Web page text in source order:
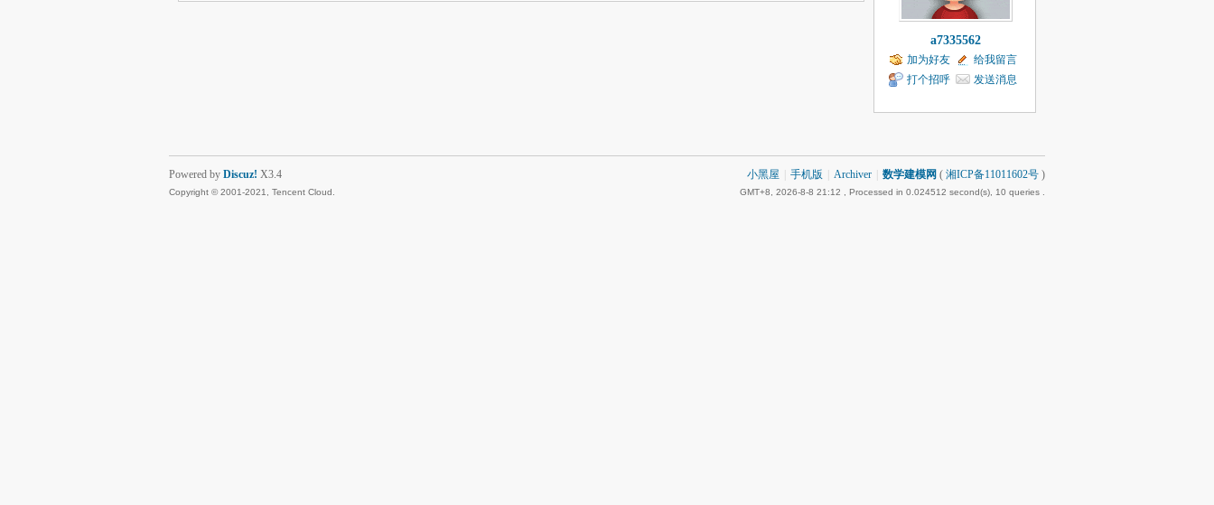
a7335562
加为好友
给我留言
打个招呼
发送消息
小黑屋 手机版 Archiver 数学建模网 ( 湘ICP备11011602号 )
GMT+8, 2026-8-8 21:12 , Processed in 0.024512 second(s), 10 queries .
Powered by Discuz! X3.4
Copyright © 2001-2021, Tencent Cloud.